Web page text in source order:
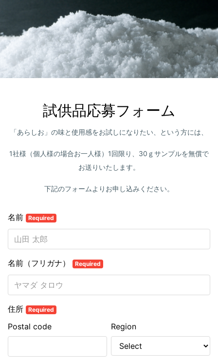
試供品応募フォーム
「あらしお」の味と使用感をお試しになりたい、という方には、
1社様（個人様の場合お一人様）1回限り、30ｇサンプルを無償で
お送りいたします。
下記のフォームよりお申し込みください。
名前 Required
名前（フリガナ） Required
住所 Required
Postal code Region